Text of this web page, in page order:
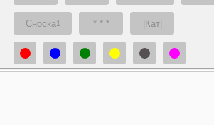
Сноска1 * * * |Кат|